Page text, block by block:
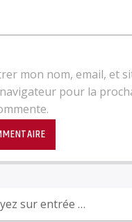
mon nom, email, et
pour la